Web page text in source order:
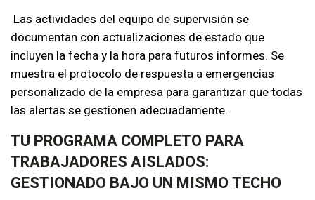
Las actividades del equipo de supervisión se
documentan con actualizaciones de estado que
incluyen la fecha y la hora para futuros informes. Se
muestra el protocolo de respuesta a emergencias
personalizado de la empresa para garantizar que todas
las alertas se gestionen adecuadamente.
TU PROGRAMA COMPLETO PARA
TRABAJADORES AISLADOS:
GESTIONADO BAJO UN MISMO TECHO